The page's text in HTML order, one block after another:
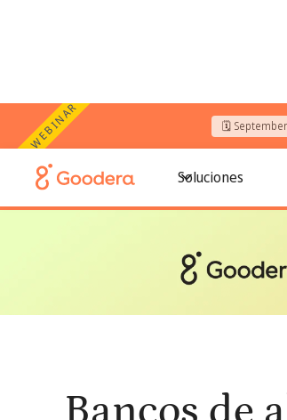
WEBINAR 🗓️ September
Soluciones
Bancos de